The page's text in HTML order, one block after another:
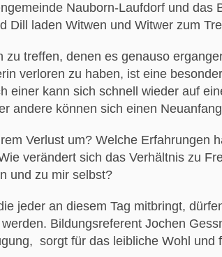
Nauborn-Laufdorf und das
Dill laden Witwen und Witwer zum
zu treffen, denen es genauso
verloren zu haben, ist eine
einer kann sich schnell wieder auf
andere können sich einen
Verlust um? Welche Erfahrungen
verändert sich das Verhältnis zu
und zu mir selbst?
jeder an diesem Tag mitbringt,
Bildungsreferent Jochen
sorgt für das leibliche Wohl und